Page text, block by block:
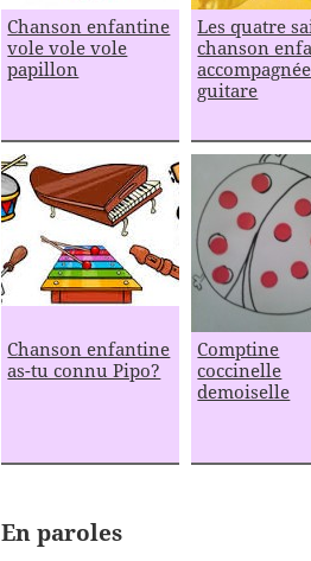
Chanson enfantine
vole vole vole
papillon
Les quatre
chanson
guitare
Chanson enfantine
as-tu connu Pipo?
Comptine
coccinelle
demoiselle
En paroles